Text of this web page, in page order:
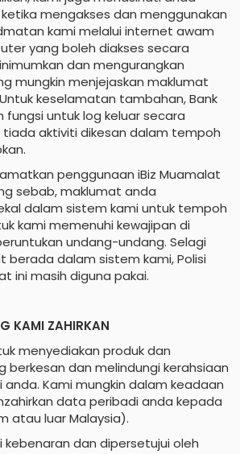
mengakses dan menggunakan
kami melalui internet awam
yang boleh diakses secara
dan mengurangkan
mungkin menjejaskan maklumat
keselamatan tambahan, Bank
fungsi untuk log keluar secara
aktiviti dikesan dalam tempoh
penggunaan iBiz Muamalat
sebab, maklumat anda
dalam sistem kami untuk tempoh
kami memenuhi kewajipan di
undang-undang. Selagi
dalam sistem kami, Polisi
ini masih diguna pakai.
KAMI ZAHIRKAN
menyediakan produk dan
berkesan dan melindungi kerahsiaan
Kami mungkin dalam keadaan
data peribadi anda kepada
atau luar Malaysia).
kebenaran dan dipersetujui oleh